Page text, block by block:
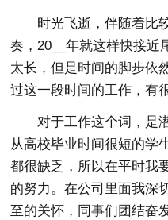
时光飞逝，伴随着比较
奏，20__年就这样快接近
太长，但是时间的脚步依
过这一段时间的工作，有
对于工作这个词，是潜
从高校毕业时间很短的学
都很缺乏，所以在平时我
的努力。在公司里面我深
至的关怀，同事们团结奋